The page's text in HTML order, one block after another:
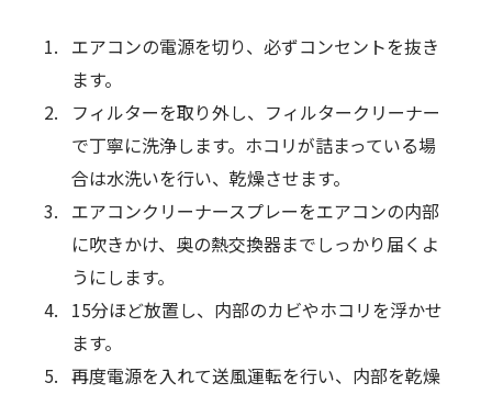
エアコンの電源を切り、必ずコンセントを抜き
ます。
フィルターを取り外し、フィルタークリーナー
で丁寧に洗浄します。ホコリが詰まっている場
合は水洗いを行い、乾燥させます。
エアコンクリーナースプレーをエアコンの内部
に吹きかけ、奥の熱交換器までしっかり届くよ
うにします。
15分ほど放置し、内部のカビやホコリを浮かせ
ます。
再度電源を入れて送風運転を行い、内部を乾燥